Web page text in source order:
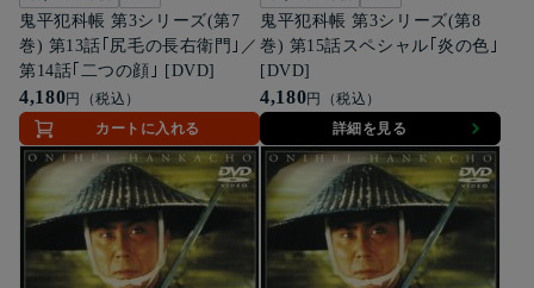
鬼平犯科帳 第3シリーズ(第7
巻) 第13話｢尻毛の長右衛門｣／
第14話｢二つの顔｣ [DVD]
4,180円（税込）
カートに入れる
鬼平犯科帳 第3シリーズ(第8
巻) 第15話スペシャル｢炎の色｣
[DVD]
4,180円（税込）
詳細を見る